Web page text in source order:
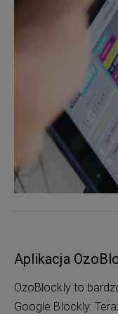
Aplikacja
OzoBlockly to
Google Blockly.